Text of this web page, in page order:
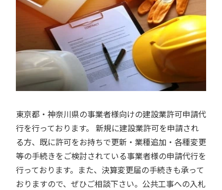
東京都・神奈川県の事業者様向けの建設業許可申請代
行を行っております。 新規に建設業許可を申請され
る方、既に許可をお持ちで更新・業種追加・各種変更
等の手続きをご検討されている事業者様の申請代行を
行っております。また、決算変更届の手続きも承って
おりますので、ぜひご相談下さい。公共工事への入札